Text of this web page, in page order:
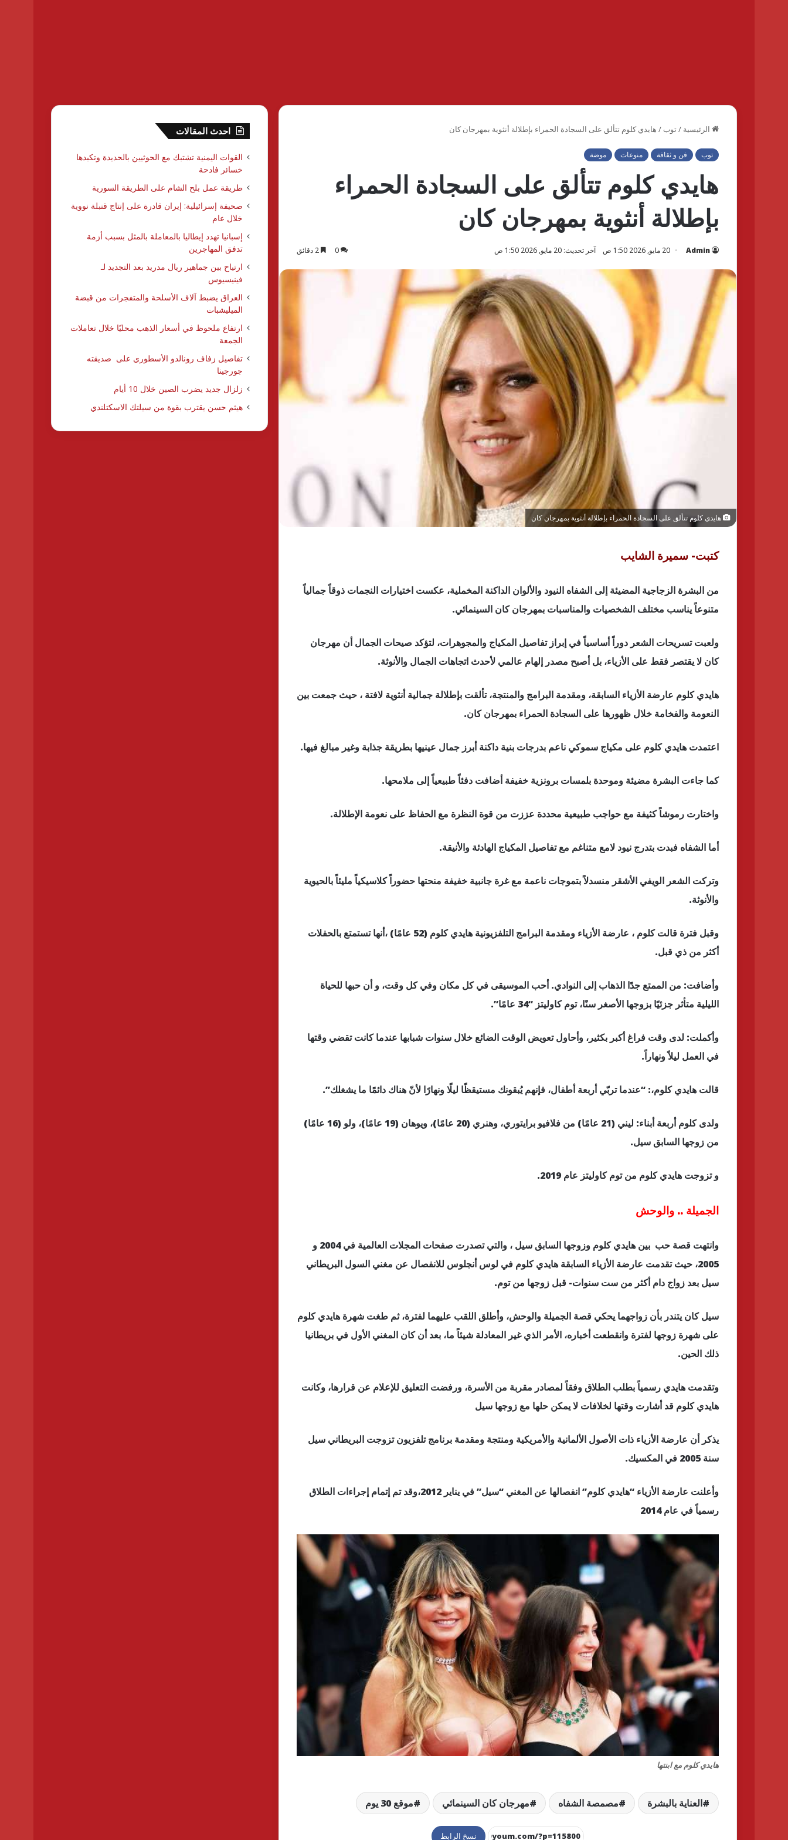
الرئيسية /توب / هايدي كلوم تتألق على السجادة الحمراء بإطلالة أنثوية بمهرجان كان
توب فن و ثقافة منوعات موضة
هايدي كلوم تتألق على السجادة الحمراء
بإطلالة أنثوية بمهرجان كان
Admin 20 مايو, 2026 1:50 ص آخر تحديث: 20 مايو, 2026 1:50 ص 0
هايدي كلوم تتألق على السجادة الحمراء بإطلالة أنثوية بمهرجان كان
كتبت- سميرة الشايب
من البشرة الزجاجية المضيئة إلى الشفاه النيود والألوان الداكنة المخملية، عكست اختيارات النجمات ذوقاً جمالياً
متنوعاً يناسب مختلف الشخصيات والمناسبات بمهرجان كان السينمائي.
ولعبت تسريحات الشعر دوراً أساسياً في إبراز تفاصيل المكياج والمجوهرات، لتؤكد صيحات الجمال أن مهرجان
كان لا يقتصر فقط على الأزياء، بل أصبح مصدر إلهام عالمي لأحدث اتجاهات الجمال والأنوثة.
هايدي كلوم عارضة الأزياء السابقة، ومقدمة البرامج والمنتجة، تألقت بإطلالة جمالية أنثوية لافتة ، حيث جمعت بين
النعومة والفخامة خلال ظهورها على السجادة الحمراء بمهرجان كان.
اعتمدت هايدي كلوم على مكياج سموكي ناعم بدرجات بنية داكنة أبرز جمال عينيها بطريقة جذابة وغير مبالغ فيها.
كما جاءت البشرة مضيئة وموحدة بلمسات برونزية خفيفة أضافت دفئاً طبيعياً إلى ملامحها.
واختارت رموشاً كثيفة مع حواجب طبيعية محددة عززت من قوة النظرة مع الحفاظ على نعومة الإطلالة.
أما الشفاه فبدت بتدرج نيود لامع متناغم مع تفاصيل المكياج الهادئة والأنيقة.
وتركت الشعر الويفي الأشقر منسدلاً بتموجات ناعمة مع غرة جانبية خفيفة منحتها حضوراً كلاسيكياً مليئاً بالحيوية
والأنوثة.
وقبل فترة قالت كلوم ، عارضة الأزياء ومقدمة البرامج التلفزيونية هايدي كلوم (52 عامًا) ،أنها تستمتع بالحفلات
أكثر من ذي قبل.
وأضافت: من الممتع جدًا الذهاب إلى النوادي. أحب الموسيقى في كل مكان وفي كل وقت، و أن حبها للحياة
الليلية متأثر جزئيًا بزوجها الأصغر سنًا، توم كاوليتز “34 عامًا”.
وأكملت: لدى وقت فراغ أكبر بكثير، وأحاول تعويض الوقت الضائع خلال سنوات شبابها عندما كانت تقضي وقتها
في العمل ليلاً ونهاراً.
قالت هايدي كلوم،: “عندما تربّي أربعة أطفال، فإنهم يُبقونك مستيقظًا ليلًا ونهارًا لأنّ هناك دائمًا ما يشغلك”.
ولدى كلوم أربعة أبناء: ليني (21 عامًا) من فلافيو برايتوري، وهنري (20 عامًا)، ويوهان (19 عامًا)، ولو (16 عامًا)
من زوجها السابق سيل.
و تزوجت هايدي كلوم من توم كاوليتز عام 2019.
الجميلة .. والوحش
وانتهت قصة حب بين هايدي كلوم وزوجها السابق سيل ، والتي تصدرت صفحات المجلات العالمية في 2004 و
2005، حيث تقدمت عارضة الأزياء السابقة هايدي كلوم في لوس أنجلوس للانفصال عن مغني السول البريطاني
سيل بعد زواج دام أكثر من ست سنوات- قبل زوجها من توم.
سيل كان يتندر بأن زواجهما يحكي قصة الجميلة والوحش، وأطلق اللقب عليهما لفترة، ثم طغت شهرة هايدي كلوم
على شهرة زوجها لفترة وانقطعت أخباره، الأمر الذي غير المعادلة شيئاً ما، بعد أن كان المغني الأول في بريطانيا
ذلك الحين.
وتقدمت هايدي رسمياً بطلب الطلاق وفقاً لمصادر مقربة من الأسرة، ورفضت التعليق للإعلام عن قرارها، وكانت
هايدي كلوم قد أشارت وقتها لخلافات لا يمكن حلها مع زوجها سيل
يذكر أن عارضة الأزياء ذات الأصول الألمانية والأمريكية ومنتجة ومقدمة برنامج تلفزيون تزوجت البريطاني سيل
سنة 2005 في المكسيك.
وأعلنت عارضة الأزياء “هايدي كلوم” انفصالها عن المغني “سيل” في يناير 2012،وقد تم إتمام إجراءات الطلاق
رسمياً في عام 2014
هايدي كلوم مع ابنتها
العناية بالبشرة مصمصة الشفاه مهرجان كان السينمائي موقع 30 يوم
نسخ الرابط
احدث المقالات
القوات اليمنية تشتبك مع الحوثيين بالحديدة وتكبدها
خسائر فادحة
طريقة عمل بلح الشام على الطريقة السورية
صحيفة إسرائيلية: إيران قادرة على إنتاج قنبلة نووية
خلال عام
إسبانيا تهدد إيطاليا بالمعاملة بالمثل بسبب أزمة
تدفق المهاجرين
ارتياح بين جماهير ريال مدريد بعد التجديد لـ
فينيسيوس
العراق يضبط آلاف الأسلحة والمتفجرات من قبضة
الميليشبات
ارتفاع ملحوظ في أسعار الذهب محليًا خلال تعاملات
الجمعة
تفاصيل زفاف رونالدو الأسطوري على صديقته
جورجينا
زلزال جديد يضرب الصين خلال 10 أيام
هيثم حسن يقترب بقوة من سيلتك الاسكتلندي